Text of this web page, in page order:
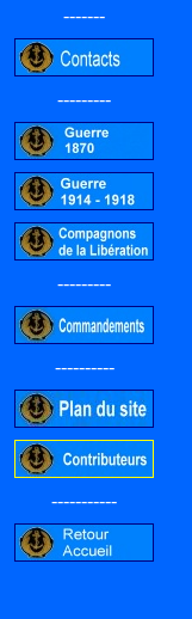
-------
---------
---------
----------
-----------